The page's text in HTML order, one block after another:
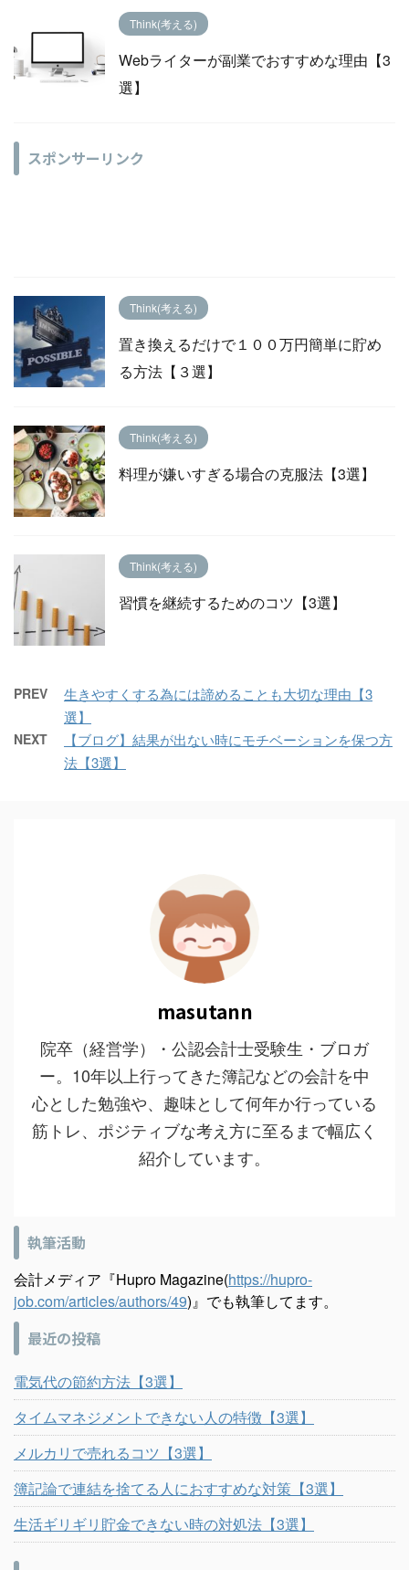
Think(考える)
Webライターが副業でおすすめな理由【3
選】
スポンサーリンク
Think(考える)
置き換えるだけで１００万円簡単に貯め
る方法【３選】
Think(考える)
料理が嫌いすぎる場合の克服法【3選】
Think(考える)
習慣を継続するためのコツ【3選】
PREV
生きやすくする為には諦めることも大切な理由【3
選】
NEXT
【ブログ】結果が出ない時にモチベーションを保つ方
法【3選】
masutann
院卒（経営学）・公認会計士受験生・ブロガ
ー。10年以上行ってきた簿記などの会計を中
心とした勉強や、趣味として何年か行っている
筋トレ、ポジティブな考え方に至るまで幅広く
紹介しています。
執筆活動
会計メディア『Hupro Magazine(https://hupro-
job.com/articles/authors/49)』でも執筆してます。
最近の投稿
電気代の節約方法【3選】
タイムマネジメントできない人の特徴【3選】
メルカリで売れるコツ【3選】
簿記論で連結を捨てる人におすすめな対策【3選】
生活ギリギリ貯金できない時の対処法【3選】